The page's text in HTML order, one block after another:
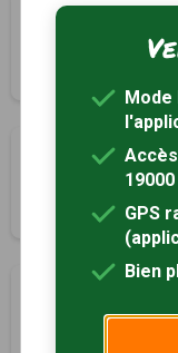
Circuit des
Parigny, Manche
A travers
Parigny, Manche
10 km
Percy, Manche
Mode
GPS
Bien